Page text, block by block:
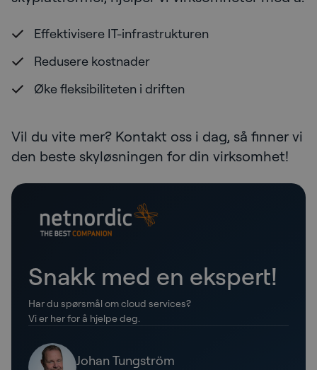
Effektivisere IT-infrastrukturen
Redusere kostnader
Øke fleksibiliteten i driften
Vil du vite mer? Kontakt oss i dag, så finner vi
den beste skyløsningen for din virksomhet!
Snakk med en ekspert!
Har du spørsmål om cloud services?
Vi er her for å hjelpe deg.
Johan Tungström